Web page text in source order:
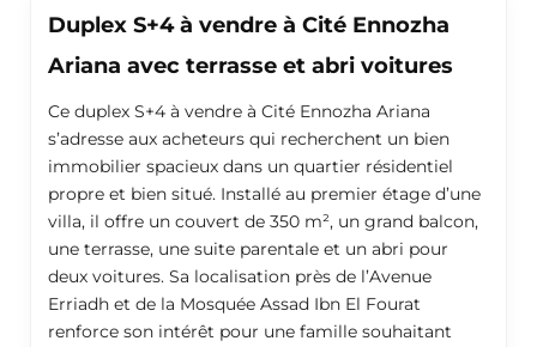
Duplex S+4 à vendre à Cité Ennozha
Ariana avec terrasse et abri voitures
Ce duplex S+4 à vendre à Cité Ennozha Ariana
s’adresse aux acheteurs qui recherchent un bien
immobilier spacieux dans un quartier résidentiel
propre et bien situé. Installé au premier étage d’une
villa, il offre un couvert de 350 m², un grand balcon,
une terrasse, une suite parentale et un abri pour
deux voitures. Sa localisation près de l’Avenue
Erriadh et de la Mosquée Assad Ibn El Fourat
renforce son intérêt pour une famille souhaitant